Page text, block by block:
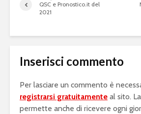
QSC e Pronostico.it del
2021
Inserisci commento
Per lasciare un commento è
registrarsi gratuitamente al sito.
permette anche di ricevere ogni